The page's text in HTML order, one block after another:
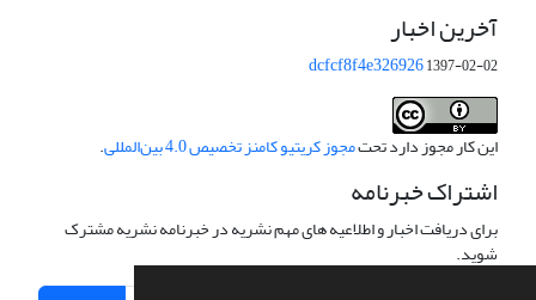
آخرین اخبار
dcfcf8f4e3269261397-02-02
این کار مجوز دارد تحتمجوز کریتیو کامنز تخصیص 4.0 بین‌المللی .
اشتراک خبرنامه
برای دریافت اخبار و اطلاعیه های مهم نشریه در خبرنامه نشریه مشترک
شوید.